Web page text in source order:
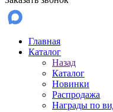
Главная
Каталог
Назад
Каталог
Новинки
Распродажа
Награды по